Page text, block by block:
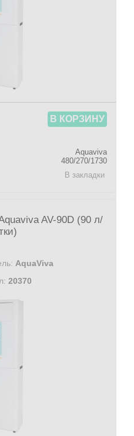
В КОРЗИНУ
Aquaviva
480/270/1730
В закладки
AV-90D (90 л/
AquaViva
20370